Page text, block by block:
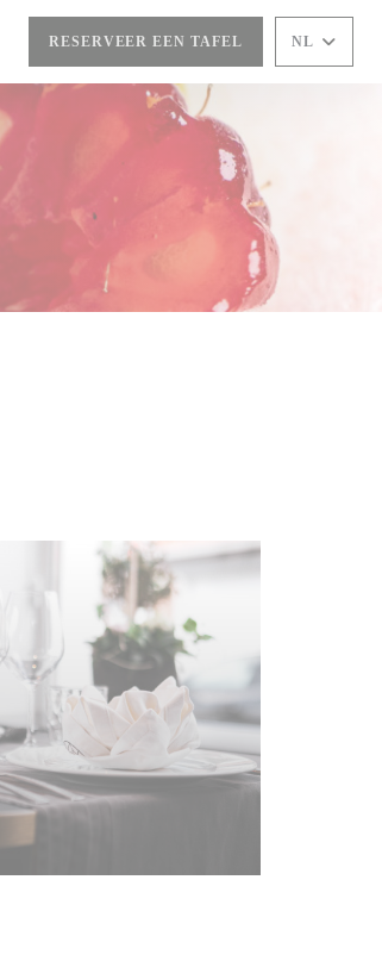
RESERVEER EEN TAFEL NL